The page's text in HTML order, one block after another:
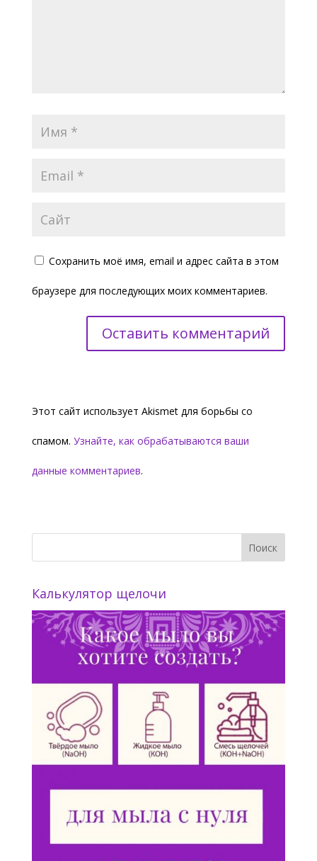
Сохранить моё имя, email и адрес сайта в этом
браузере для последующих моих комментариев.
Этот сайт использует Akismet для борьбы со
спамом. Узнайте, как обрабатываются ваши
данные комментариев.
Калькулятор щелочи